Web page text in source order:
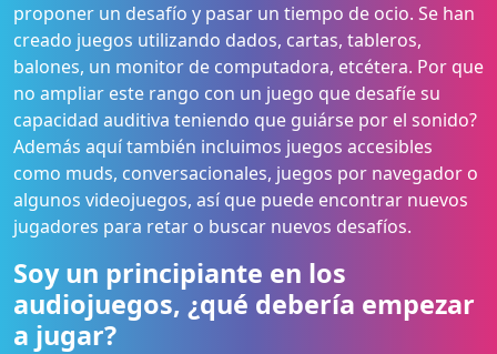
proponer un desafío y pasar un tiempo de ocio. Se han
creado juegos utilizando dados, cartas, tableros,
balones, un monitor de computadora, etcétera. Por que
no ampliar este rango con un juego que desafíe su
capacidad auditiva teniendo que guiárse por el sonido?
Además aquí también incluimos juegos accesibles
como muds, conversacionales, juegos por navegador o
algunos videojuegos, así que puede encontrar nuevos
jugadores para retar o buscar nuevos desafíos.
Soy un principiante en los
audiojuegos, ¿qué debería empezar
a jugar?